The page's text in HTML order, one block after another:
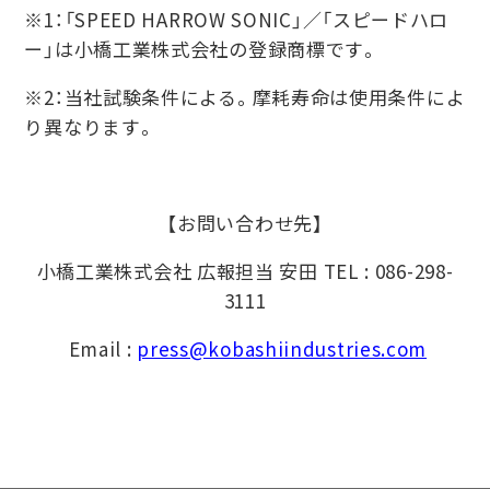
※1：「SPEED HARROW SONIC」∕「スピードハロ
ー」は⼩橋⼯業株式会社の登録商標です。
※2：当社試験条件による。摩耗寿命は使⽤条件によ
り異なります。
【お問い合わせ先】
小橋工業株式会社 広報担当 安田 TEL : 086-298-
3111
Email : press@kobashiindustries.com